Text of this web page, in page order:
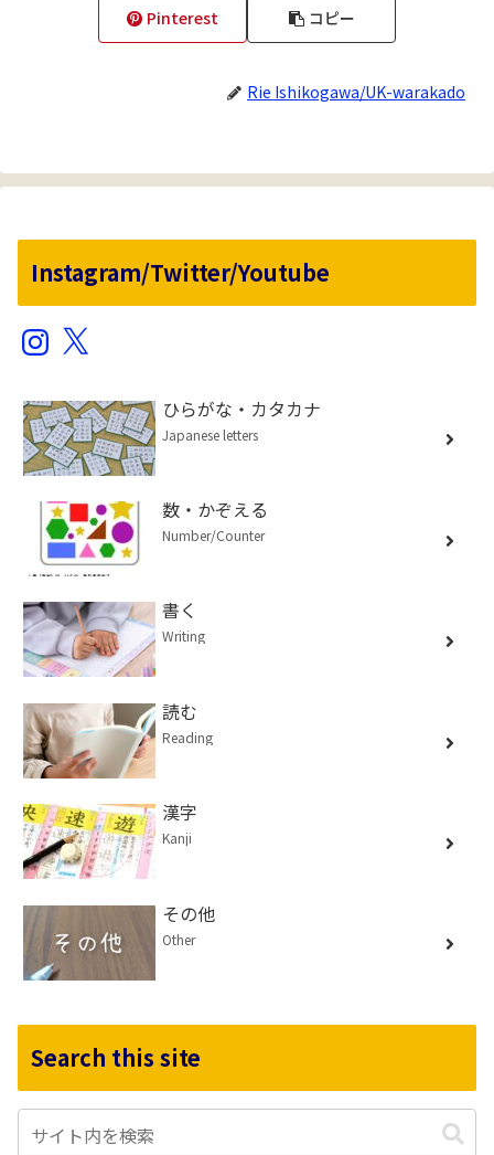
Pinterest コピー
Rie Ishikogawa/UK-warakado
Instagram/Twitter/Youtube
Instagram
X
ひらがな・カタカナ
Japanese letters
数・かぞえる
Number/Counter
書く
Writing
読む
Reading
漢字
Kanji
その他
Other
Search this site